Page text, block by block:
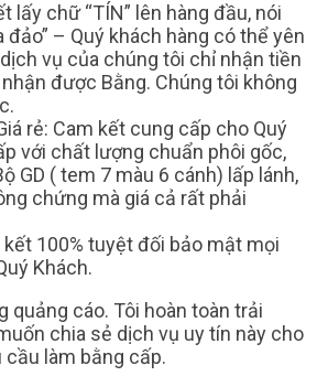
lấy chữ “TÍN” lên hàng đầu, nói
đảo” – Quý khách hàng có thể yên
vụ của chúng tôi chỉ nhận tiền
được Bằng. Chúng tôi không
rẻ: Cam kết cung cấp cho Quý
với chất lượng chuẩn phôi gốc,
GD ( tem 7 màu 6 cánh) lấp lánh,
chứng mà giá cả rất phải
kết 100% tuyệt đối bảo mật mọi
Khách.
quảng cáo. Tôi hoàn toàn trải
chia sẻ dịch vụ uy tín này cho
cầu làm bằng cấp.